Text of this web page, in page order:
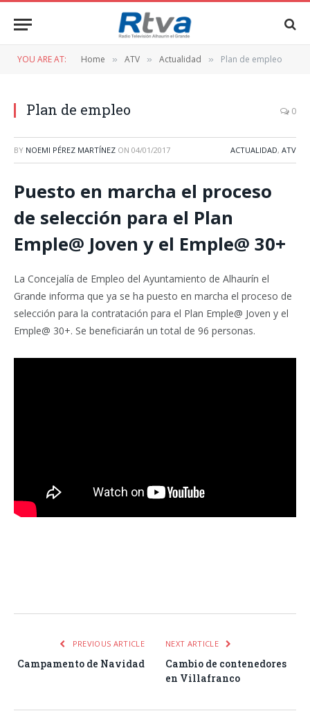
YOU ARE AT: Home » ATV » Actualidad » Plan de empleo
Plan de empleo 0
BY NOEMI PÉREZ MARTÍNEZ ON 04/01/2017 ACTUALIDAD, ATV
Puesto en marcha el proceso
de selección para el Plan
Emple@ Joven y el Emple@ 30+
La Concejalía de Empleo del Ayuntamiento de Alhaurín el
Grande informa que ya se ha puesto en marcha el proceso de
selección para la contratación para el Plan Emple@ Joven y el
Emple@ 30+. Se beneficiarán un total de 96 personas.
PREVIOUS ARTICLE
Campamento de Navidad
NEXT ARTICLE
Cambio de contenedores
en Villafranco